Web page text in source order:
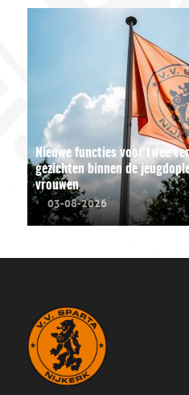
Nieuwe functies voor twee
gezichten binnen de
vrouwen
03-08-2026